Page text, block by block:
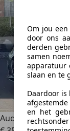
Audi A5A5 Coupé
Om jou
door ons
derden
samen
apparatuur
slaan en te
Daardoor
en het